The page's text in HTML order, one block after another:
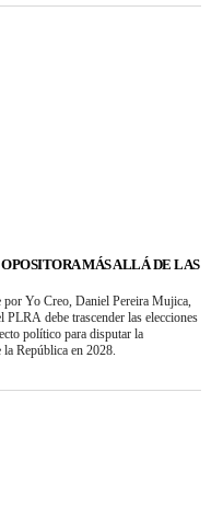
MÁS ALLÁ DE LAS
por Yo Creo, Daniel Pereira Mujica,
PLRA debe trascender las elecciones
político para disputar la
República en 2028.